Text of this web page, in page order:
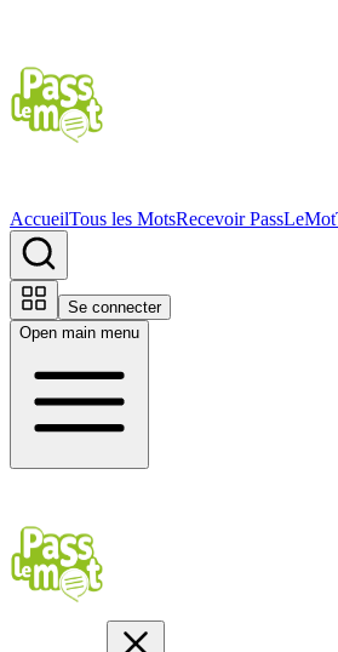
AccueilTous les MotsRecevoir PassLeMot
Se connecter
Open main menu